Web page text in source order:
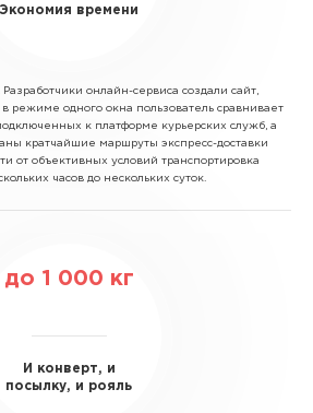
Экономия времени
Разработчики онлайн-сервиса создали сайт,
в режиме одного окна пользователь сравнивает
к платформе курьерских служб, а
кратчайшие маршруты экспресс-доставки
от объективных условий транспортировка
часов до нескольких суток.
до 1 000 кг
И конверт, и
посылку, и рояль